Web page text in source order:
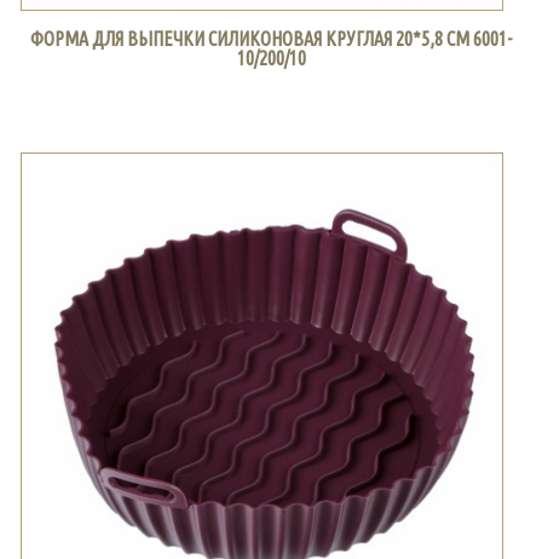
ФОРМА ДЛЯ ВЫПЕЧКИ СИЛИКОНОВАЯ КРУГЛАЯ 20*5,8 СМ 6001-
10/200/10